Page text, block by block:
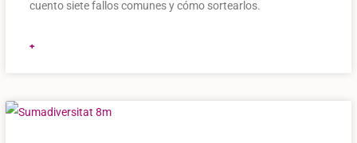
cuento siete fallos comunes y cómo sortearlos.
+